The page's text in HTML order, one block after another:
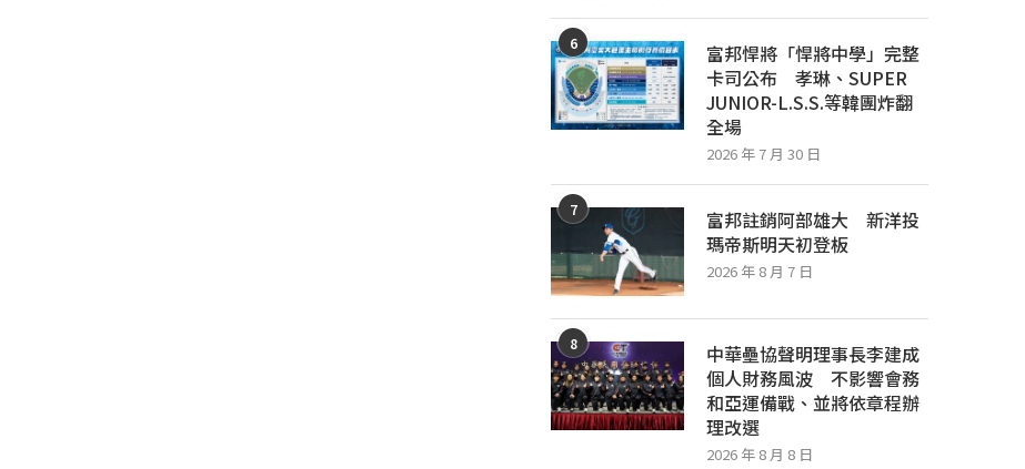
6
富邦悍將「悍將中學」完整
卡司公布 孝琳、SUPER
JUNIOR-L.S.S.等韓團炸翻
全場
2026 年 7 月 30 日
7
富邦註銷阿部雄大 新洋投
瑪帝斯明天初登板
2026 年 8 月 7 日
8
中華壘協聲明理事長李建成
個人財務風波 不影響會務
和亞運備戰、並將依章程辦
理改選
2026 年 8 月 8 日